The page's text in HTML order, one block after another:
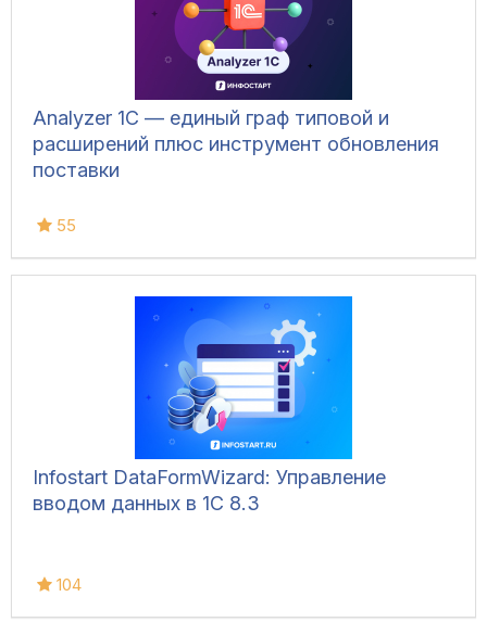
Analyzer 1C — единый граф типовой и
расширений плюс инструмент обновления
поставки
55
Infostart DataFormWizard: Управление
вводом данных в 1С 8.3
104